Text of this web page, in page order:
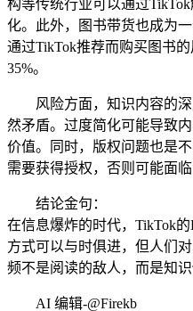
构等传统行业可以通过
化。此外，图书带货也成为
通过TikTok推荐而购买图书
35%。
风险方面，知识内容的
然矛盾。过度简化可能导致
价值。同时，版权问题也是
需要获得授权，否则可能面临
结论金句：
在信息爆炸的时代，TikTok
方式可以与时俱进，但人们
频不是阅读的敌人，而是知识
AI 编辑-@Firekb